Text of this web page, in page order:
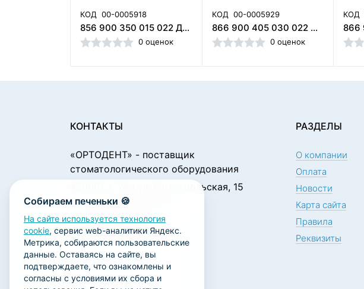
КОД 00-0005918
856 900 350 015 022 Диск зуботехнический алмазный,Кристал (Россия)
0 оценок
КОД 00-0005929
866 900 405 030 022 Диск зуботехнический алмазный,Кристал (Россия)
0 оценок
КОД
Собираем печеньки 🍪
На сайте используется технология
cookie, сервис web-аналитики Яндекс.
Метрика, собираются пользовательские
данные. Оставаясь на сайте, вы
подтверждаете, что ознакомлены и
согласны с условиями их сбора и
КОНТАКТЫ
«ОРТОДЕНТ» - поставщик
стоматологического оборудования
450001, г. Уфа ул. Комсомольская, 15
Пн. - Чт.: 09:00 - 18:00
Пт.: 09:00 - 17:00
Сб., Вс.: выходной
ortodent@yandex.ru
+7 (347) 212-00-15
РАЗДЕЛЫ
О компании
Оплата
Новости
Карта сайта
Правила
Реквизиты